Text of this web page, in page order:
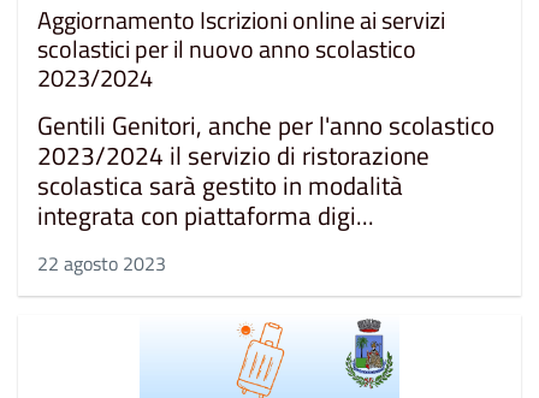
Aggiornamento Iscrizioni online ai servizi
scolastici per il nuovo anno scolastico
2023/2024
Gentili Genitori, anche per l'anno scolastico
2023/2024 il servizio di ristorazione
scolastica sarà gestito in modalità
integrata con piattaforma digi...
22 agosto 2023